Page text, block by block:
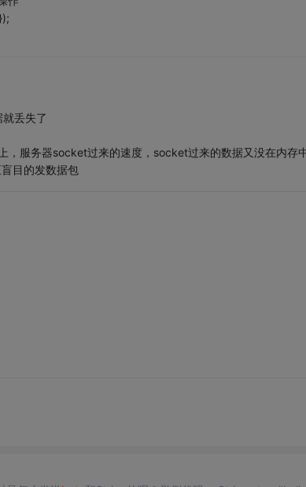
丢失了
服务器socket过来的速度，socket过来的数据又没在内存
目的发数据包